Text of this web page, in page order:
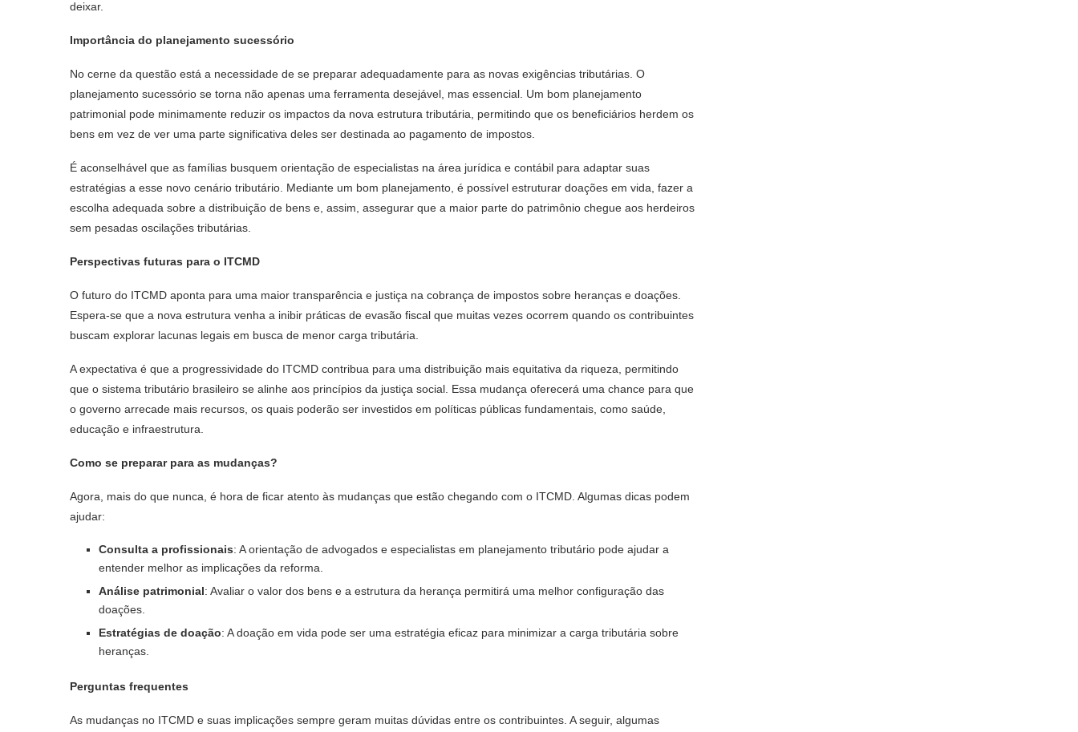
deixar.
Importância do planejamento sucessório
No cerne da questão está a necessidade de se preparar adequadamente para as novas exigências tributárias. O
planejamento sucessório se torna não apenas uma ferramenta desejável, mas essencial. Um bom planejamento
patrimonial pode minimamente reduzir os impactos da nova estrutura tributária, permitindo que os beneficiários herdem os
bens em vez de ver uma parte significativa deles ser destinada ao pagamento de impostos.
É aconselhável que as famílias busquem orientação de especialistas na área jurídica e contábil para adaptar suas
estratégias a esse novo cenário tributário. Mediante um bom planejamento, é possível estruturar doações em vida, fazer a
escolha adequada sobre a distribuição de bens e, assim, assegurar que a maior parte do patrimônio chegue aos herdeiros
sem pesadas oscilações tributárias.
Perspectivas futuras para o ITCMD
O futuro do ITCMD aponta para uma maior transparência e justiça na cobrança de impostos sobre heranças e doações.
Espera-se que a nova estrutura venha a inibir práticas de evasão fiscal que muitas vezes ocorrem quando os contribuintes
buscam explorar lacunas legais em busca de menor carga tributária.
A expectativa é que a progressividade do ITCMD contribua para uma distribuição mais equitativa da riqueza, permitindo
que o sistema tributário brasileiro se alinhe aos princípios da justiça social. Essa mudança oferecerá uma chance para que
o governo arrecade mais recursos, os quais poderão ser investidos em políticas públicas fundamentais, como saúde,
educação e infraestrutura.
Como se preparar para as mudanças?
Agora, mais do que nunca, é hora de ficar atento às mudanças que estão chegando com o ITCMD. Algumas dicas podem
ajudar:
Consulta a profissionais: A orientação de advogados e especialistas em planejamento tributário pode ajudar a
entender melhor as implicações da reforma.
Análise patrimonial: Avaliar o valor dos bens e a estrutura da herança permitirá uma melhor configuração das
doações.
Estratégias de doação: A doação em vida pode ser uma estratégia eficaz para minimizar a carga tributária sobre
heranças.
Perguntas frequentes
As mudanças no ITCMD e suas implicações sempre geram muitas dúvidas entre os contribuintes. A seguir, algumas